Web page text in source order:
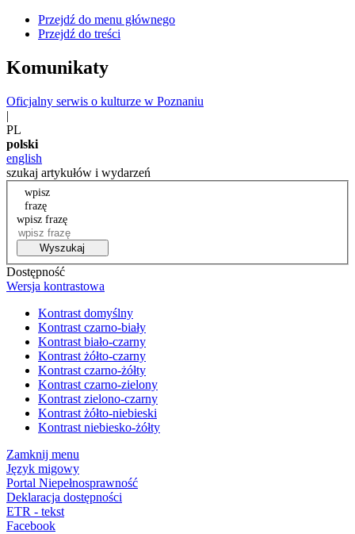
Przejdź do menu głównego
Przejdź do treści
Komunikaty
Oficjalny serwis o kulturze w Poznaniu
|
PL
polski
english
szukaj artykułów i wydarzeń
wpisz
frazę
wpisz frazę
Wyszukaj
Dostępność
Wersja kontrastowa
Kontrast domyślny
Kontrast czarno-biały
Kontrast biało-czarny
Kontrast żółto-czarny
Kontrast czarno-żółty
Kontrast czarno-zielony
Kontrast zielono-czarny
Kontrast żółto-niebieski
Kontrast niebiesko-żółty
Zamknij menu
Język migowy
Portal Niepełnosprawność
Deklaracja dostępności
ETR - tekst
Facebook